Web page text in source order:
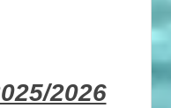
2026